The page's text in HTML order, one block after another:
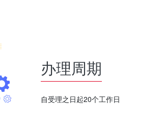
办理周期
自受理之日起20个工作日